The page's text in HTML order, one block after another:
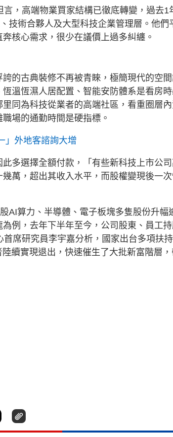
，高端物業買家結構已徹底轉變，過去1
技術合夥人及大型科技企業管理層。他們
核心需求，很少在議價上過多糾纏。
的古典裝修不再被青睞，極簡現代的空
溫恆濕人居配置、智能安防體系是看房
同為科技從業者的高端社區，看重圈層
場的通勤時間是硬指標。
」外地客諮詢大增
多選擇全額付款，「有些新科技上市公
萬，超出其收入水平，而股權變現後一
AI算力、半導體、電子板塊多隻股份升幅
例，去年下半年至今，公司股東、員工
席研究員李宇嘉分析，國家出台多項扶
續實現退出，快速催生了大批新富階層，